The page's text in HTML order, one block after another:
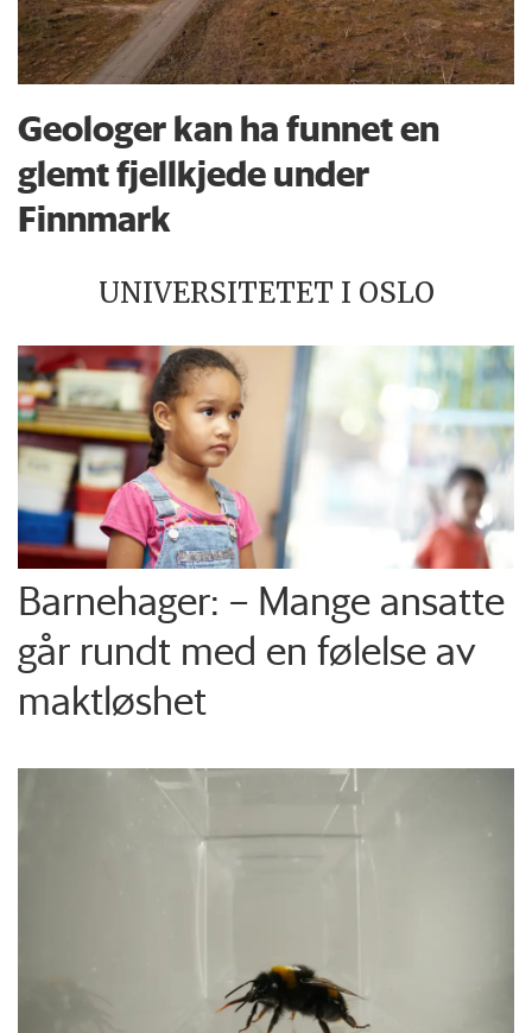
Geologer kan ha funnet en
glemt fjellkjede under
Finnmark
UNIVERSITETET I OSLO
Barnehager: – Mange ansatte
går rundt med en følelse av
maktløshet